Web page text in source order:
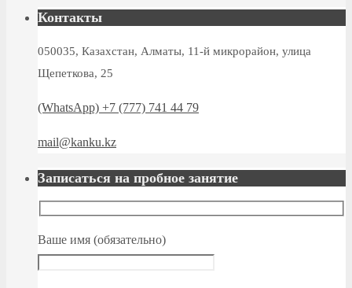
Контакты
050035, Казахстан, Алматы, 11-й микрорайон, улица
Щепеткова, 25
(WhatsApp) +7 (777) 741 44 79
mail@kanku.kz
Записаться на пробное занятие
Ваше имя (обязательно)